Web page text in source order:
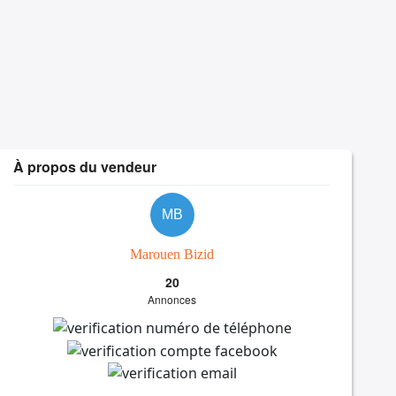
À propos du vendeur
MB
Marouen Bizid
20
Annonces